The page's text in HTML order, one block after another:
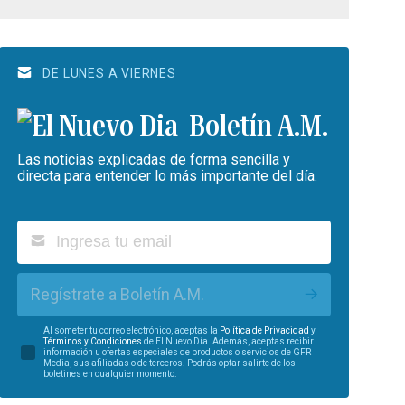
DE LUNES A VIERNES
Boletín A.M.
Las noticias explicadas de forma sencilla y
directa para entender lo más importante del día.
Regístrate a Boletín A.M.
Al someter tu correo electrónico, aceptas la Política de Privacidad y
Términos y Condiciones de El Nuevo Día. Además, aceptas recibir
información u ofertas especiales de productos o servicios de GFR
Media, sus afiliadas o de terceros. Podrás optar salirte de los
boletines en cualquier momento.